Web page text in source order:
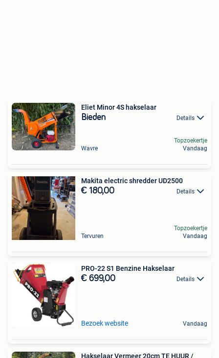
Eliet Minor 4S hakselaar
Bieden Details
Wavre
Topzoekertje
Vandaag
Makita electric shredder UD2500
€ 180,00 Details
Tervuren
Topzoekertje
Vandaag
PRO-22 S1 Benzine Hakselaar
€ 699,00 Details
Bezoek website Vandaag
Hakselaar Vermeer 20cm TE HUUR /